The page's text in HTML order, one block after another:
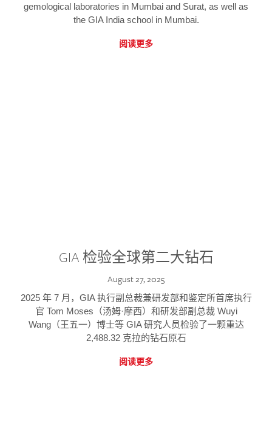
gemological laboratories in Mumbai and Surat, as well as
the GIA India school in Mumbai.
阅读更多
GIA 检验全球第二大钻石
August 27, 2025
2025 年 7 月，GIA 执行副总裁兼研发部和鉴定所首席执行
官 Tom Moses（汤姆·摩西）和研发部副总裁 Wuyi
Wang（王五一）博士等 GIA 研究人员检验了一颗重达
2,488.32 克拉的钻石原石
阅读更多